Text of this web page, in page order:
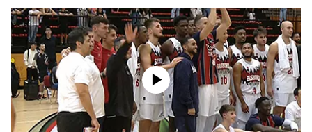
Baloncesto
Ciclismo
Herri-kirolak